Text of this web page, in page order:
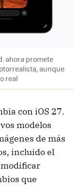
ahora promete
aunque
real
con iOS 27.
modelos
de más
incluido el
que